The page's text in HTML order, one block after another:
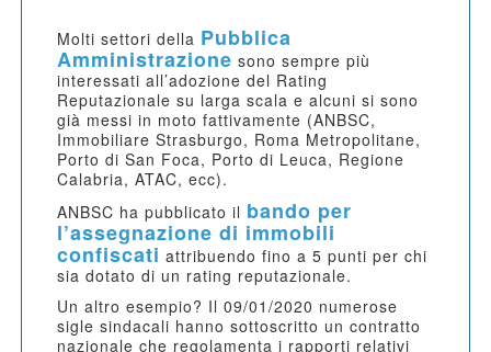
Molti settori della Pubblica
Amministrazione sono sempre più
interessati all’adozione del Rating
Reputazionale su larga scala e alcuni si sono
già messi in moto fattivamente (ANBSC,
Immobiliare Strasburgo, Roma Metropolitane,
Porto di San Foca, Porto di Leuca, Regione
Calabria, ATAC, ecc).
ANBSC ha pubblicato il bando per
l’assegnazione di immobili
confiscati attribuendo fino a 5 punti per chi
sia dotato di un rating reputazionale.
Un altro esempio? Il 09/01/2020 numerose
sigle sindacali hanno sottoscritto un contratto
nazionale che regolamenta i rapporti relativi